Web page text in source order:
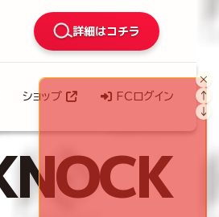
詳細はコチラ
ショップ FCログイン
×
↑
↓